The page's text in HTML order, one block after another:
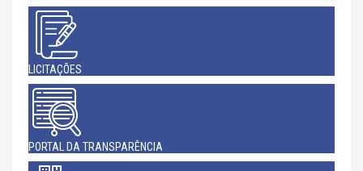
LICITAÇÕES
PORTAL DA TRANSPARÊNCIA